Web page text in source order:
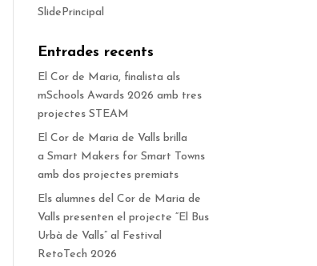
SlidePrincipal
Entrades recents
El Cor de Maria, finalista als
mSchools Awards 2026 amb tres
projectes STEAM
El Cor de Maria de Valls brilla
a Smart Makers for Smart Towns
amb dos projectes premiats
Els alumnes del Cor de Maria de
Valls presenten el projecte “El Bus
Urbà de Valls” al Festival
RetoTech 2026